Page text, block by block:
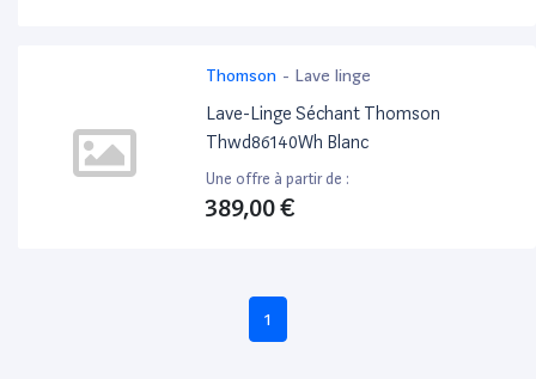
Thomson - Lave linge
Lave-Linge Séchant Thomson
Thwd86140Wh Blanc
Une offre à partir de :
389,00 €
1